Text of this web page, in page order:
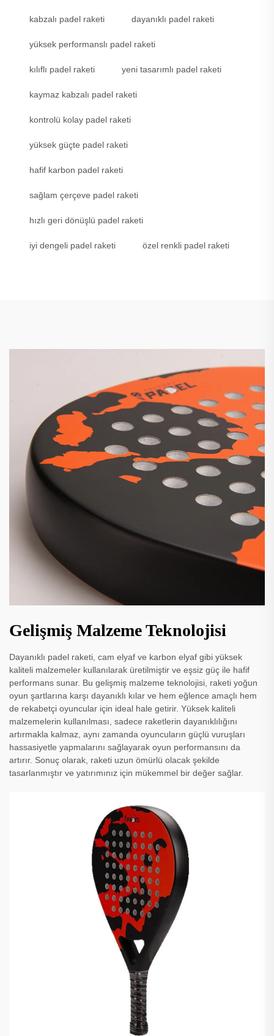
kabzalı padel raketi dayanıklı padel raketi
yüksek performanslı padel raketi
kılıflı padel raketi yeni tasarımlı padel raketi
kaymaz kabzalı padel raketi
kontrolü kolay padel raketi
yüksek güçte padel raketi
hafif karbon padel raketi
sağlam çerçeve padel raketi
hızlı geri dönüşlü padel raketi
iyi dengeli padel raketi özel renkli padel raketi
Gelişmiş Malzeme Teknolojisi
Dayanıklı padel raketi, cam elyaf ve karbon elyaf gibi yüksek
kaliteli malzemeler kullanılarak üretilmiştir ve eşsiz güç ile hafif
performans sunar. Bu gelişmiş malzeme teknolojisi, raketi yoğun
oyun şartlarına karşı dayanıklı kılar ve hem eğlence amaçlı hem
de rekabetçi oyuncular için ideal hale getirir. Yüksek kaliteli
malzemelerin kullanılması, sadece raketlerin dayanıklılığını
artırmakla kalmaz, aynı zamanda oyuncuların güçlü vuruşları
hassasiyetle yapmalarını sağlayarak oyun performansını da
artırır. Sonuç olarak, raketi uzun ömürlü olacak şekilde
tasarlanmıştır ve yatırımınız için mükemmel bir değer sağlar.